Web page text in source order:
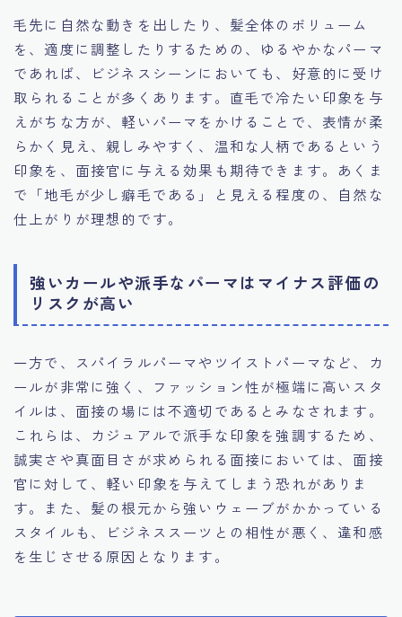
毛先に自然な動きを出したり、髪全体のボリューム
を、適度に調整したりするための、ゆるやかなパーマ
であれば、ビジネスシーンにおいても、好意的に受け
取られることが多くあります。直毛で冷たい印象を与
えがちな方が、軽いパーマをかけることで、表情が柔
らかく見え、親しみやすく、温和な人柄であるという
印象を、面接官に与える効果も期待できます。あくま
で「地毛が少し癖毛である」と見える程度の、自然な
仕上がりが理想的です。
強いカールや派手なパーマはマイナス評価の
リスクが高い
一方で、スパイラルパーマやツイストパーマなど、カ
ールが非常に強く、ファッション性が極端に高いスタ
イルは、面接の場には不適切であるとみなされます。
これらは、カジュアルで派手な印象を強調するため、
誠実さや真面目さが求められる面接においては、面接
官に対して、軽い印象を与えてしまう恐れがありま
す。また、髪の根元から強いウェーブがかかっている
スタイルも、ビジネススーツとの相性が悪く、違和感
を生じさせる原因となります。